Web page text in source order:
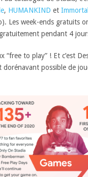
, HUMANKIND et
Les week-ends gratuits
pendant 4
“free to play” ! Et c’est
dorénavant possible de